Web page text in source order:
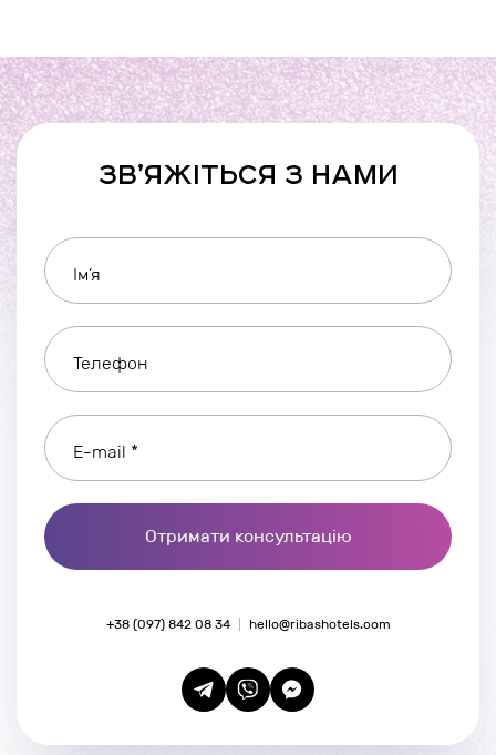
ЗВ’ЯЖІТЬСЯ З НАМИ
Ім’я
Телефон
E-mail *
Отримати консультацію
+38 (097) 842 08 34 hello@ribashotels.com